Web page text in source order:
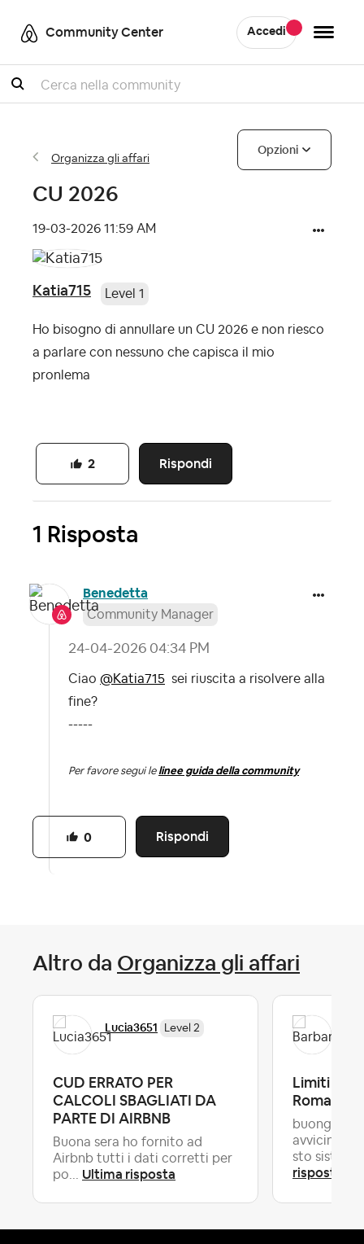
Community Center Accedi
Cercare
Organizza gli affari
Opzioni
CU 2026
‎19-03-2026 11:59 AM
Katia715 Level 1
Ho bisogno di annullare un CU 2026 e non riesco
a parlare con nessuno che capisca il mio
pronlema
Rispondi
2
1 Risposta
Benedetta
Community Manager
‎24-04-2026 04:34 PM
Ciao @Katia715 sei riuscita a risolvere alla
fine?
-----
Per favore segui le linee guida della community
Rispondi
0
Altro da Organizza gli affari
Lucia3651 Level 2
CUD ERRATO PER
CALCOLI SBAGLIATI DA
PARTE DI AIRBNB
Buona sera ho fornito ad
Airbnb tutti i dati corretti per
po... Ultima risposta
Limiti
Romagna
sto
risposta